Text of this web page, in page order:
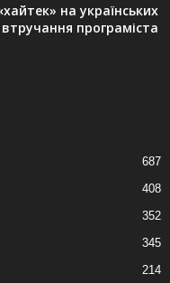
на українських
програміста
687
408
352
345
214